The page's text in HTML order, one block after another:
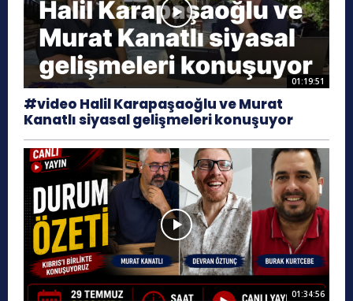
01:19:51
#video Halil Karapaşaoğlu ve Murat
Kanatlı siyasal gelişmeleri konuşuyor
01:34:56